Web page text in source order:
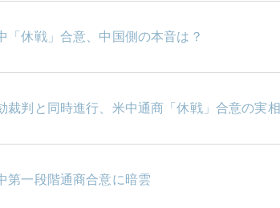
「休戦」合意、中国側の本音は？
裁判と同時進行、米中通商「休戦」合意の実相
第一段階通商合意に暗雲